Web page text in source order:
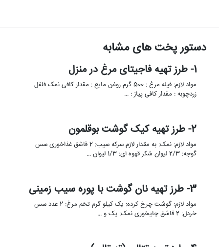
دستور پخت های مشابه
1- طرز تهیه فاجیتای مرغ در منزل
مواد لازم: فیله مرغ : 500 گرم روغن مایع : مقدار کافی نمک فلفل
زردچوبه : مقدار کافی پیاز : …
2- طرز تهیه کیک گوشت بوقلمون
مواد لازم: نمک: به مقدار لازم سرکه سیب: 2 قاشق غذاخوری سس
گوجه: 2/3 لیوان شکر قهوه ای: 1/3 لیوان …
3- طرز تهیه نان گوشت با پوره سیب زمینی
مواد لازم: گوشت چرخ کرده: یک کیلو گرم تخم مرغ: 2 عدد سس
خردل: 2 قاشق چایخوری نمک: یک و …